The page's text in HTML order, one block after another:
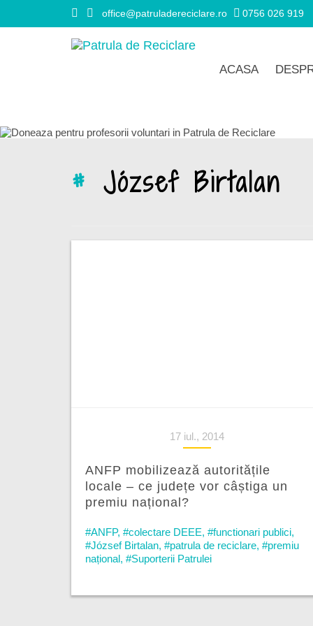
office@patruladereciclare.ro 0756 026 919
ACASA
# József Birtalan
17 iul., 2014
ANFP mobilizează autoritățile
locale – ce județe vor câștiga un
premiu național?
#ANFP, #colectare DEEE, #functionari publici,
#József Birtalan, #patrula de reciclare, #premiu
național, #Suporterii Patrulei